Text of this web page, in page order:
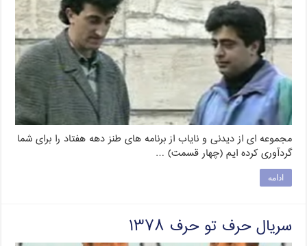
مجموعه ای از دیدنی و نایاب از برنامه های طنز دهه هفتاد را برای شما
گردآوری کرده ایم (چهار قسمت) …
ادامه
سریال حرف تو حرف ۱۳۷۸